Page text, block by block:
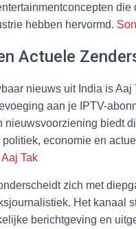
die
hebben hervormd.
Actuele
nieuws uit India is Aaj
aan je IPTV-
nieuwsvoorziening biedt
politiek, economie en
Aaj Tak
zich met
Het kanaal
berichtgeving en